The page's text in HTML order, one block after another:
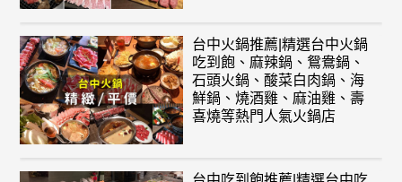
台中火鍋推薦|精選台中火鍋
吃到飽、麻辣鍋、鴛鴦鍋、
石頭火鍋、酸菜白肉鍋、海
鮮鍋、燒酒雞、麻油雞、壽
喜燒等熱門人氣火鍋店